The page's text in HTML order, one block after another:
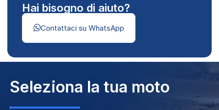
Hai bisogno di aiuto?
Contattaci su WhatsApp
Seleziona la tua moto